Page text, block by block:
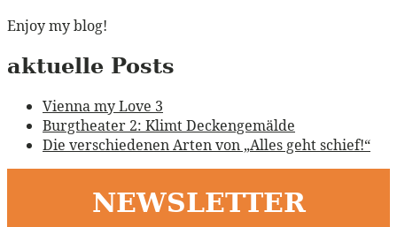
Enjoy my blog!
aktuelle Posts
Vienna my Love 3
Burgtheater 2: Klimt Deckengemälde
Die verschiedenen Arten von „Alles geht schief!“
NEWSLETTER